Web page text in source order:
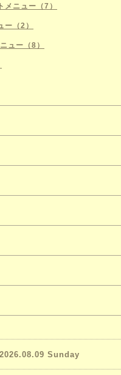
メニュー（7）
ー（2）
ュー（8）
2026.08.09 Sunday